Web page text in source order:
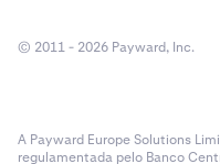
© 2011 - 2026 Payward, Inc.
A Payward Europe Solutions
regulamentada pelo Banco